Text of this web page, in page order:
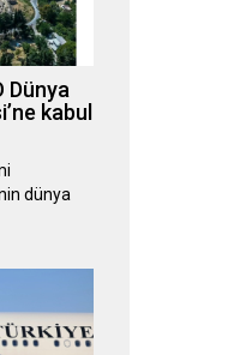
Dünya
kabul
dünya